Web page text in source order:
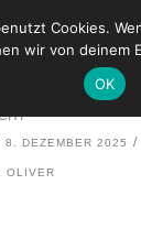
MAGIC
8. DEZEMBER 2025
OLIVER
Cookies.
wir von deinem
OK